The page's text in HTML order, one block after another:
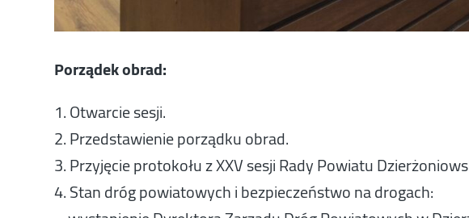
Porządek obrad:
1. Otwarcie sesji.
2. Przedstawienie porządku obrad.
3. Przyjęcie protokołu z XXV sesji Rady Powiatu
4. Stan dróg powiatowych i bezpieczeństwo na drogach: